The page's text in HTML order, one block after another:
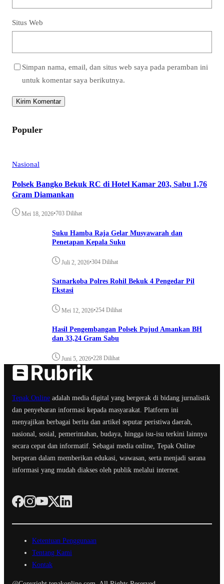
Situs Web
Simpan nama, email, dan situs web saya pada peramban ini
untuk komentar saya berikutnya.
Populer
Nasional
Polsek Bangko Bekuk RC di Hotel Kamar 203, Sabu 1,76
Gram Diamankan
Mei 18, 2026•703 Dilihat
Suku Hamba Raja Gelar Musyawarah dan
Penetapan Kepala Suku
Juli 2, 2026•304 Dilihat
Satnarkoba Polres Rohil Bekuk 4 Pengedar Pil
Ekstasi
Mei 12, 2026•254 Dilihat
Hasil Pengembangan Polsek Pujud Amankan BH
dan 33,24 Gram Sabu
Juni 5, 2026•228 Dilihat
Tepak Online adalah media digital yang bergerak di bidang jurnalistik
dan penyebaran informasi kepada masyarakat. Platform ini
menyajikan berbagai berita dan artikel seputar peristiwa daerah,
nasional, sosial, pemerintahan, budaya, hingga isu-isu terkini lainnya
secara cepat dan informatif. Sebagai media online, Tepak Online
berperan dalam memberikan edukasi, wawasan, serta menjadi sarana
informasi yang mudah diakses oleh publik melalui internet.
Ketentuan Penggunaan
Tentang Kami
Kontak